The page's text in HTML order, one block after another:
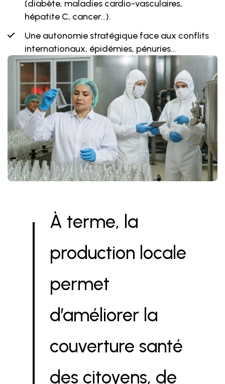
(diabète, maladies cardio-vasculaires,
hépatite C, cancer…).
Une autonomie stratégique face aux conflits
internationaux, épidémies, pénuries…
À terme, la
production locale
permet
d’améliorer la
couverture santé
des citoyens, de